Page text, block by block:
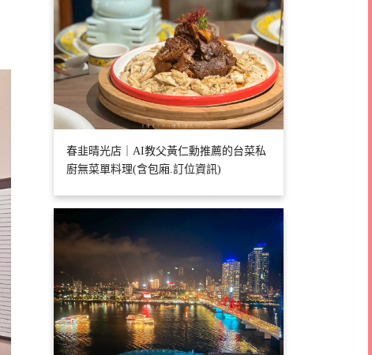
春韭晴光店｜AI教父黃仁勳推薦的台菜私
廚無菜單料理(含包廂.訂位資訊)